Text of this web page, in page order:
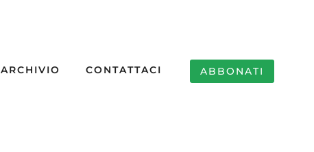
ARCHIVIO CONTATTACI ABBONATI